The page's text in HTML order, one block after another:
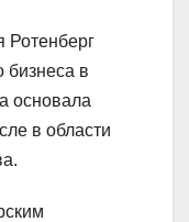
Ротенберг
бизнеса в
основала
в области